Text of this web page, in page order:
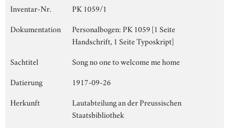
Inventar-Nr.
PK 1059/1
Dokumentation
Personalbogen: PK 1059 [1 Seite
Handschrift, 1 Seite Typoskript]
Sachtitel
Song no one to welcome me home
Datierung
1917-09-26
Herkunft
Lautabteilung an der Preussischen
Staatsbibliothek